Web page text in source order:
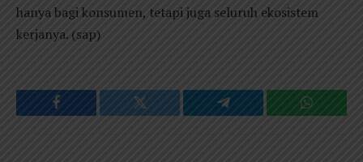
hanya bagi konsumen, tetapi juga seluruh ekosistem
kerjanya. (sap)
Facebook Twitter Telegram